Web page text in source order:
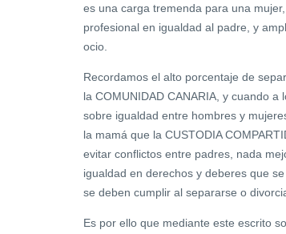
es una carga tremenda para una
profesional en igualdad al padre, y
ocio.
Recordamos el alto porcentaje de
la COMUNIDAD CANARIA, y cuando
sobre igualdad entre hombres y
la mamá que la CUSTODIA
evitar conflictos entre padres, nada
igualdad en derechos y deberes que
se deben cumplir al separarse o
Es por ello que mediante este escrito